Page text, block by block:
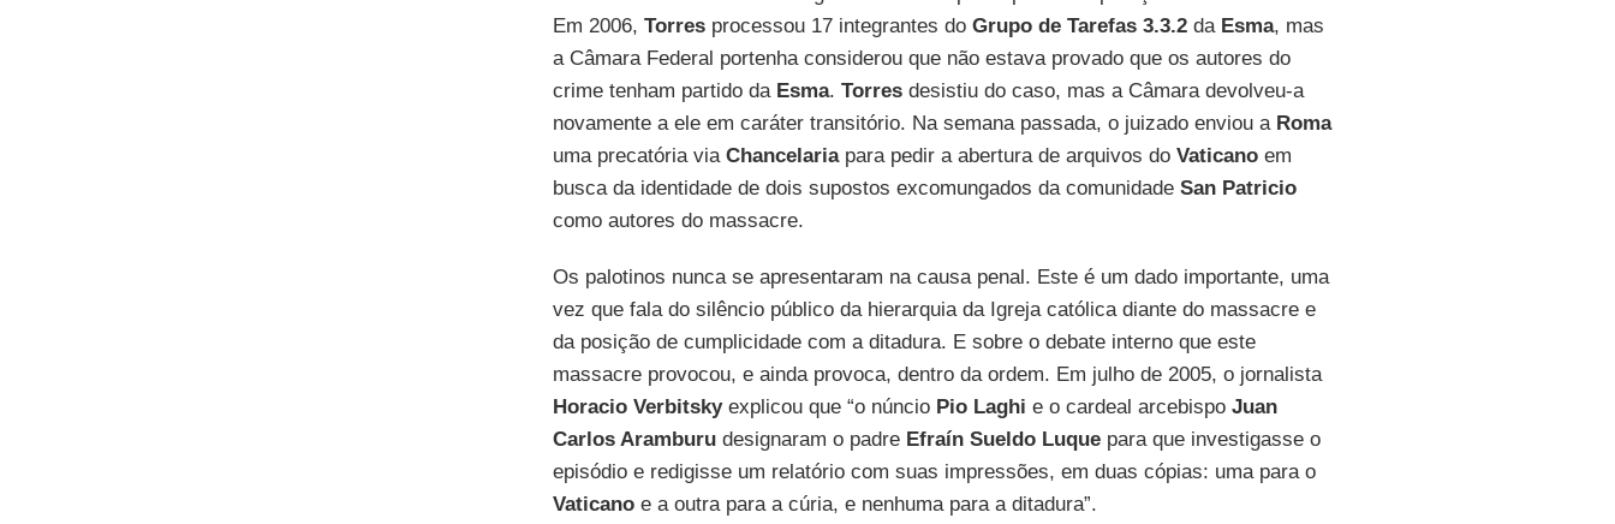
Em 2006, Torresprocessou 17 integrantes do Grupo de Tarefas 3.3.2da Esma, mas
a Câmara Federal portenha considerou que não estava provado que os autores do
crime tenham partido da Esma. Torresdesistiu do caso, mas a Câmara devolveu-a
novamente a ele em caráter transitório. Na semana passada, o juizado enviou a Roma
uma precatória via Chancelariapara pedir a abertura de arquivos do Vaticanoem
busca da identidade de dois supostos excomungados da comunidade San Patricio
como autores do massacre.
Os palotinos nunca se apresentaram na causa penal. Este é um dado importante, uma
vez que fala do silêncio público da hierarquia da Igreja católica diante do massacre e
da posição de cumplicidade com a ditadura. E sobre o debate interno que este
massacre provocou, e ainda provoca, dentro da ordem. Em julho de 2005, o jornalista
Horacio Verbitskyexplicou que “o núncio Pio Laghi e o cardeal arcebispo Juan
Carlos Aramburudesignaram o padreEfraín Sueldo Luquepara que investigasse o
episódio e redigisse um relatório com suas impressões, em duas cópias: uma para o
Vaticanoe a outra para a cúria, e nenhuma para a ditadura”.